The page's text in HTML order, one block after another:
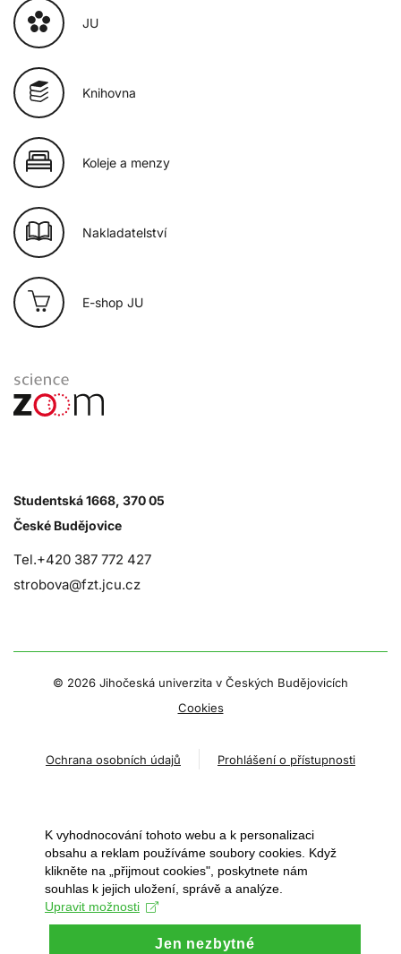
JU
Knihovna
Koleje a menzy
Nakladatelství
E-shop JU
Studentská 1668, 370 05
České Budějovice
Tel.+420 387 772 427
strobova@fzt.jcu.cz
© 2026 Jihočeská univerzita v Českých Budějovicích
Cookies
Ochrana osobních údajů Prohlášení o přístupnosti
K vyhodnocování tohoto webu a k personalizaci
obsahu a reklam používáme soubory cookies. Když
klikněte na „přijmout cookies", poskytnete nám
souhlas k jejich uložení, správě a analýze.
Upravit možnosti
Jen nezbytné